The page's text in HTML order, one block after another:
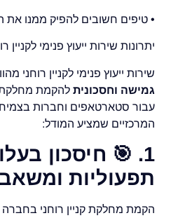
• טיפים חשובים להפיק ממנו את
יתרונות שירות ייעוץ פנימי לקניין
שירות ייעוץ פנימי לקניין רוחני
גמישה וחסכונית
עבור סטארטאפים וחברות
המרכזיים שמציע המודל:
1.
🎯 חיסכון
תפעוליות
הקמת מחלקת קניין רוחני בחברה